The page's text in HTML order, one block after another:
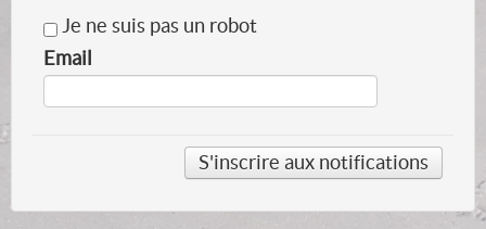
Je ne suis pas un robot
Email